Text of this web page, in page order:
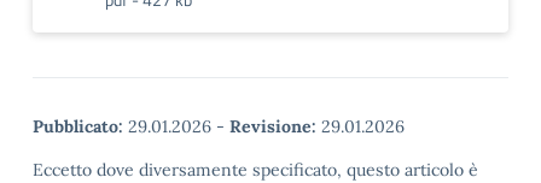
Pubblicato: 29.01.2026 - Revisione: 29.01.2026
Eccetto dove diversamente specificato, questo articolo è